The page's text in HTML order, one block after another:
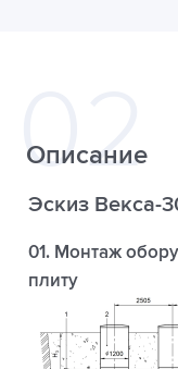
Описание
Эскиз Векса-
01. Монтаж
плиту